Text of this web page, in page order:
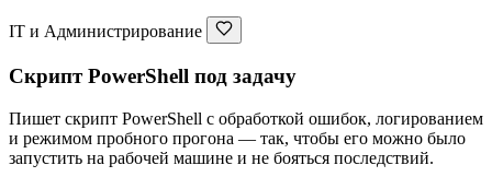
IT и Администрирование
Скрипт PowerShell под задачу
Пишет скрипт PowerShell с обработкой ошибок, логированием
и режимом пробного прогона — так, чтобы его можно было
запустить на рабочей машине и не бояться последствий.